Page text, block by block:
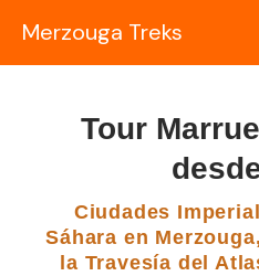
contenido
Merzouga Treks
Tour
Ciudades
Sáhara en
la Travesía del